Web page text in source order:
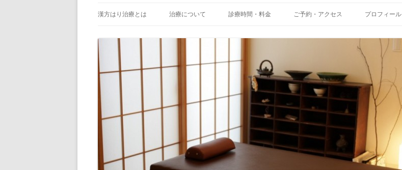
漢方はり治療とは 治療について 診療時間・料金 ご予約・アクセス プロフィール